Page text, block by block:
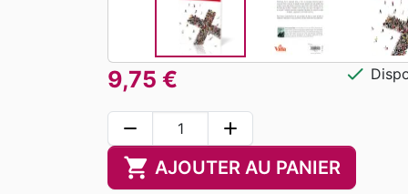
9,75 € check
remove add
shopping_cart AJOUTER AU PANIER